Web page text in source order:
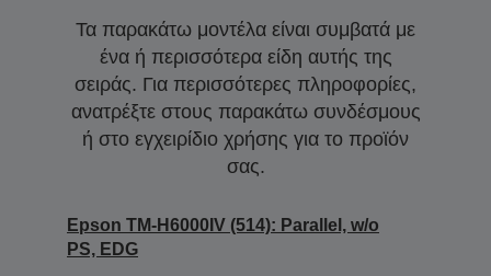
Τα παρακάτω μοντέλα είναι συμβατά με
ένα ή περισσότερα είδη αυτής της
σειράς. Για περισσότερες πληροφορίες,
ανατρέξτε στους παρακάτω συνδέσμους
ή στο εγχειρίδιο χρήσης για το προϊόν
σας.
Epson TM-H6000IV (514): Parallel, w/o
PS, EDG